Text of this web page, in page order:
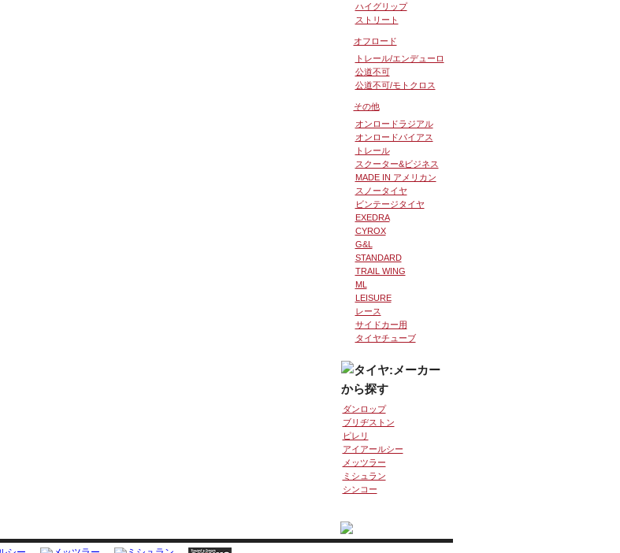
ハイグリップ
ストリート
オフロード
トレール/エンデューロ
公道不可
公道不可/モトクロス
その他
オンロードラジアル
オンロードバイアス
トレール
スクーター&ビジネス
MADE IN アメリカン
スノータイヤ
ビンテージタイヤ
EXEDRA
CYROX
G&L
STANDARD
TRAIL WING
ML
LEISURE
レース
サイドカー用
タイヤチューブ
ダンロップ
ブリヂストン
ピレリ
アイアールシー
メッツラー
ミシュラン
シンコー